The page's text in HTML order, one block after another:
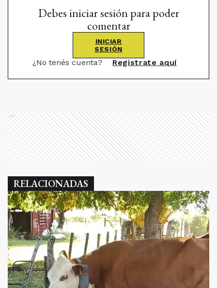
Debes iniciar sesión para poder
comentar
INICIAR
SESIÓN
¿No tenés cuenta? Registrate aquí
Ads
RELACIONADAS